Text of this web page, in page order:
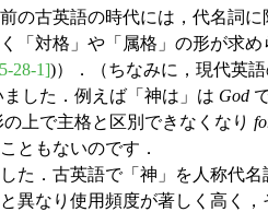
古英語の時代には，代名詞
対格」や「属格」の形が求
28-1])）．（ちなみに，現代英
した．例えば「神は」は God
上で主格と区別できなくなり
ともないのです．
．古英語で「神」を人称代
異なり使用頻度が著しく高く